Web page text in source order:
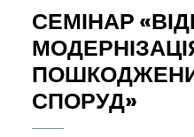
СЕМІНАР
СПОРУД»